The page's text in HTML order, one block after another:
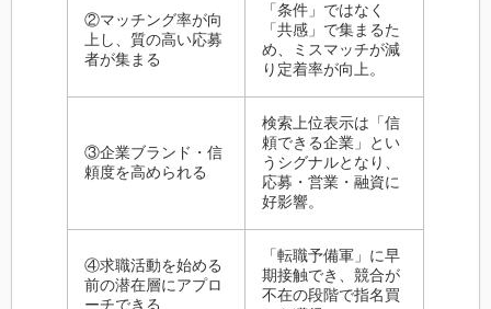
②マッチング率が向
上し、質の高い応募
者が集まる
「条件」ではなく
「共感」で集まるた
め、ミスマッチが減
り定着率が向上。
③企業ブランド・信
頼度を高められる
検索上位表示は「信
頼できる企業」とい
うシグナルとなり、
応募・営業・融資に
好影響。
④求職活動を始める
前の潜在層にアプロ
ーチできる
「転職予備軍」に早
期接触でき、競合が
不在の段階で指名買